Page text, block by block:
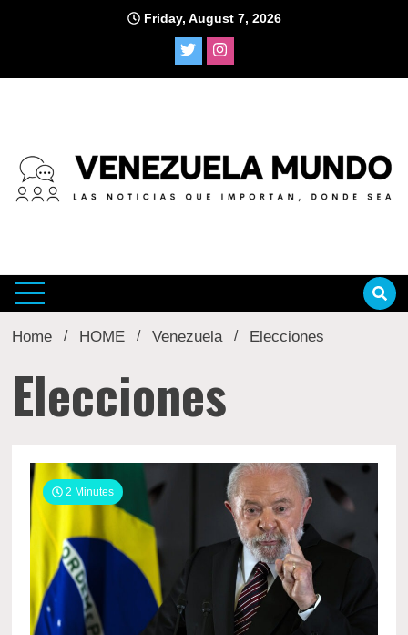
Friday, August 7, 2026
Home HOME Venezuela Elecciones
Elecciones
2 Minutes